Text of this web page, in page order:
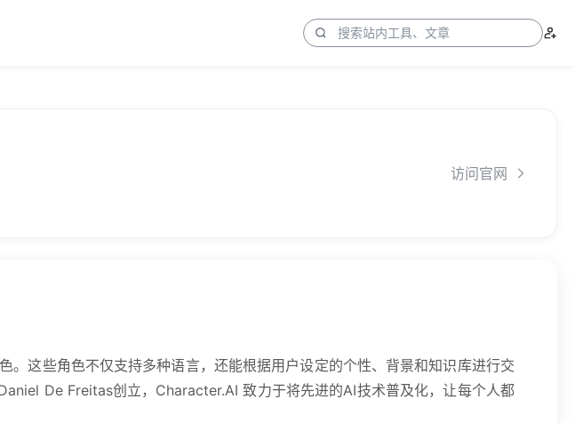
访问官网
。这些角色不仅支持多种语言，还能根据用户设定的个性、背景和知识库进行交
De Freitas创立，Character.AI 致力于将先进的AI技术普及化，让每个人都